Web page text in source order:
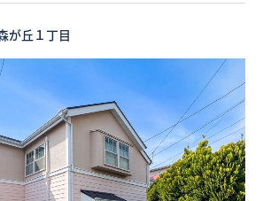
が丘１丁目